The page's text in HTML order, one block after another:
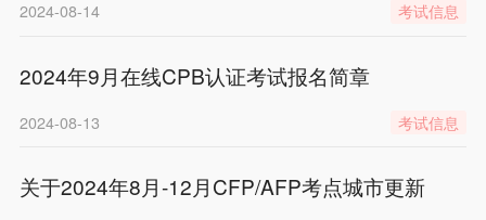
2024-08-14 考试信息
2024年9月在线CPB认证考试报名简章
2024-08-13 考试信息
关于2024年8月-12月CFP/AFP考点城市更新